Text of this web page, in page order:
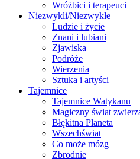
Wróżbici i terapeuci
Niezwykli/Niezwykłe
Ludzie i życie
Znani i lubiani
Zjawiska
Podróże
Wierzenia
Sztuka i artyści
Tajemnice
Tajemnice Watykanu
Magiczny świat
Błękitna Planeta
Wszechświat
Co może mózg
Zbrodnie